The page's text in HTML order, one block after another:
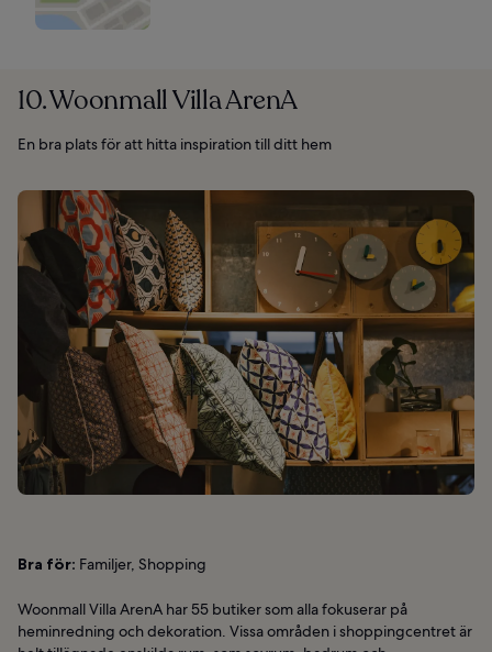
10. Woonmall Villa ArenA
En bra plats för att hitta inspiration till ditt hem
Bra för: Familjer, Shopping
Woonmall Villa ArenA har 55 butiker som alla fokuserar på
heminredning och dekoration. Vissa områden i shoppingcentret är